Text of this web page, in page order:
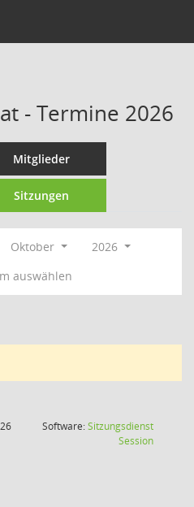
- Termine 2026
Mitglieder
Sitzungen
Oktober
2026
auswählen
Software:Sitzungsdienst
Session(Wird in